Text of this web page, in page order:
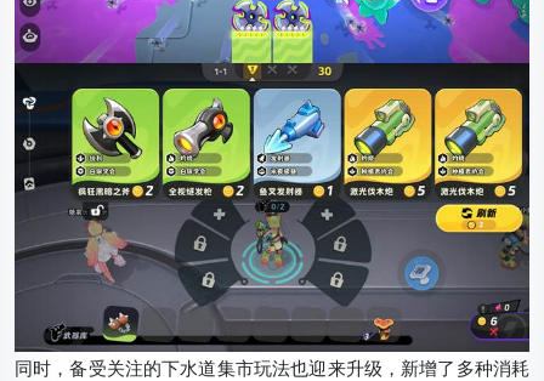
同时，备受关注的下水道集市玩法也迎来升级，新增了多种消耗